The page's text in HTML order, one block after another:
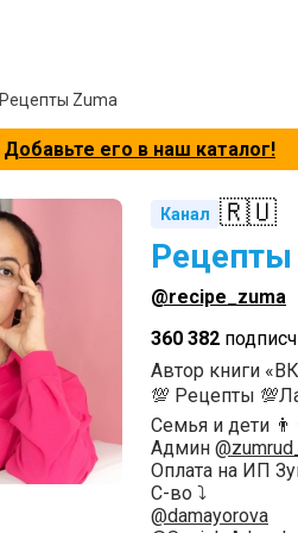
Рецепты Zuma
Добавьте его в наш каталог!
Канал 🇷🇺
Рецепты
@recipe_zuma
360 382
Автор книги
💯 Рецепты
Семья и дети
Админ
Оплата на ИП
С-во ⤵️
@damayorova